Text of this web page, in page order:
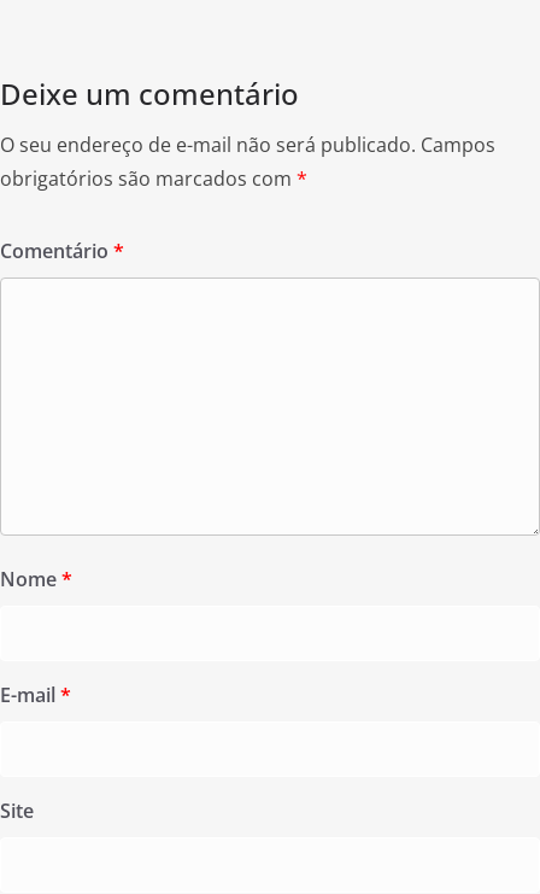
k
Deixe um comentário
O seu endereço de e-mail não será publicado. Campos
obrigatórios são marcados com *
Comentário *
Nome*
E-mail*
Site